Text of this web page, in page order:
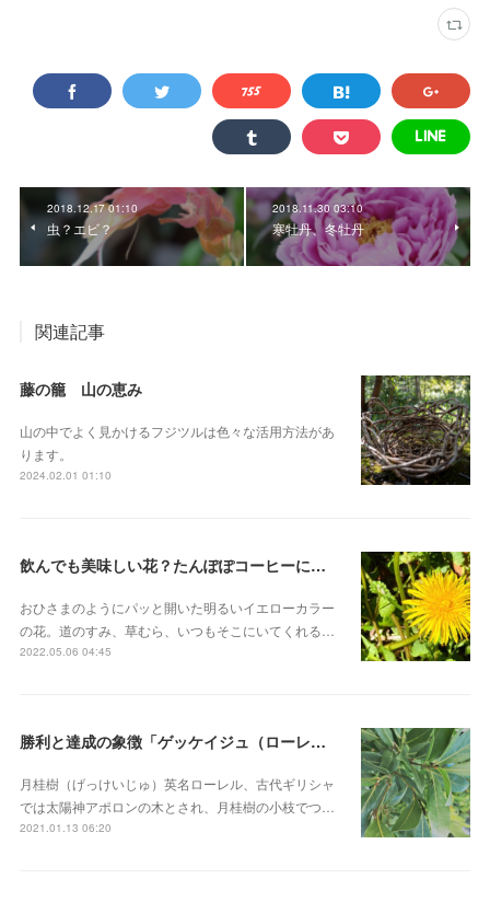
2018.12.17 01:10
虫？エビ？
2018.11.30 03:10
寒牡丹、冬牡丹
関連記事
藤の籠 山の恵み
山の中でよく見かけるフジツルは色々な活用方法があ
ります。
2024.02.01 01:10
飲んでも美味しい花？たんぽぽコーヒーにも。「タンポポ」
おひさまのようにパッと開いた明るいイエローカラー
の花。道のすみ、草むら、いつもそこにいてくれる…
2022.05.06 04:45
勝利と達成の象徴「ゲッケイジュ（ローレル）」
月桂樹（げっけいじゅ）英名ローレル、古代ギリシャ
では太陽神アポロンの木とされ、月桂樹の小枝でつ…
2021.01.13 06:20